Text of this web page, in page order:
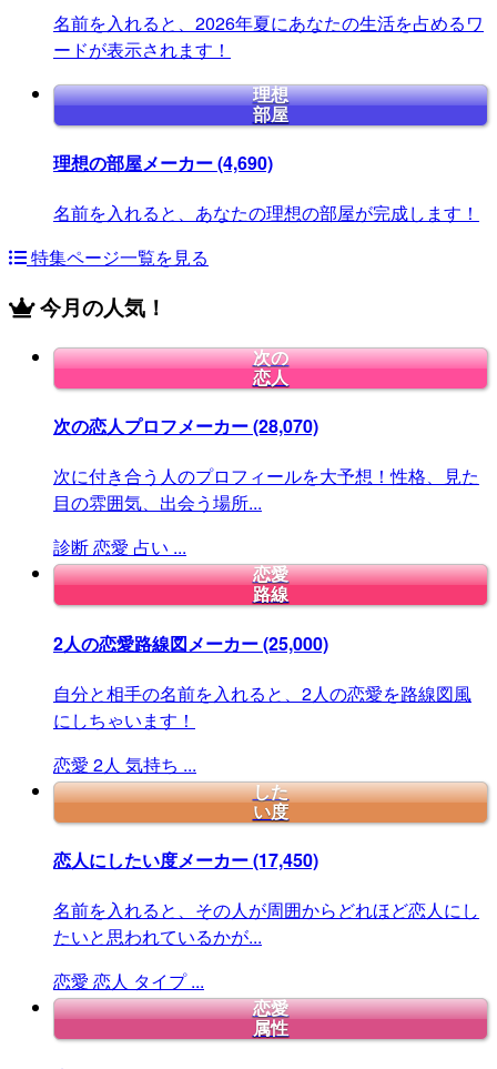
名前を入れると、2026年夏にあなたの生活を占めるワ
ードが表示されます！
理想
部屋
理想の部屋メーカー(4,690)
名前を入れると、あなたの理想の部屋が完成します！
特集ページ一覧を見る
今月の人気！
次の
恋人
次の恋人プロフメーカー(28,070)
次に付き合う人のプロフィールを大予想！性格、見た
目の雰囲気、出会う場所...
診断恋愛 占い ...
恋愛
路線
2人の恋愛路線図メーカー(25,000)
自分と相手の名前を入れると、2人の恋愛を路線図風
にしちゃいます！
恋愛 2人 気持ち ...
した
い度
恋人にしたい度メーカー(17,450)
名前を入れると、その人が周囲からどれほど恋人にし
たいと思われているかが...
恋愛 恋人 タイプ ...
恋愛
属性